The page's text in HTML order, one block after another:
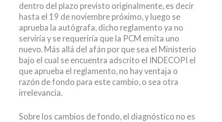
dentro del plazo previsto originalmente, es decir
hasta el 19 de noviembre próximo, y luego se
aprueba la autógrafa, dicho reglamento ya no
serviría y se requeriría que la PCM emita uno
nuevo. Más allá del afán por que sea el Ministerio
bajo el cual se encuentra adscrito el INDECOPI el
que aprueba el reglamento, no hay ventaja o
razón de fondo para este cambio, o sea otra
irrelevancia.
Sobre los cambios de fondo, el diagnóstico no es